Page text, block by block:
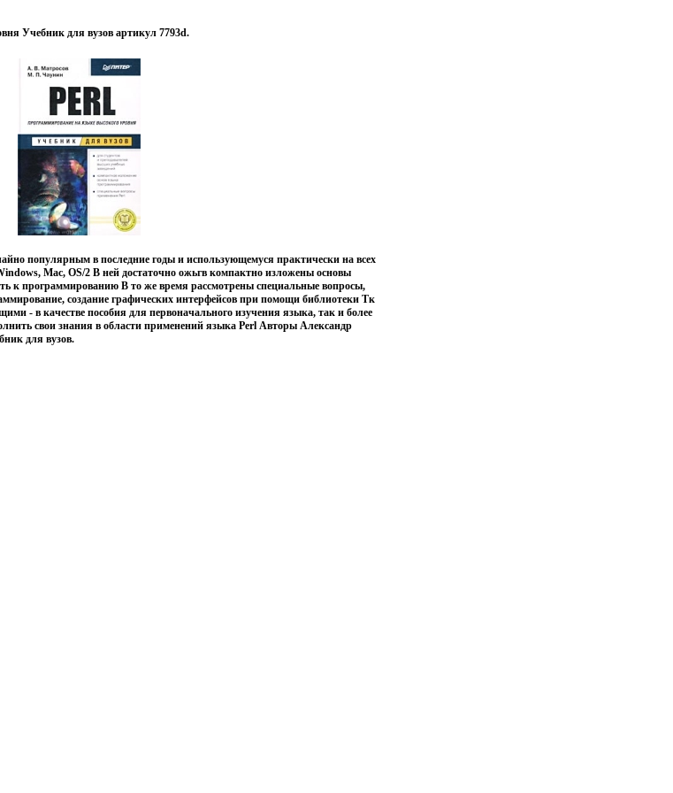
Учебник для вузов артикул 7793d.
популярным в последние годы и использующемуся практически на всех
Mac, OS/2 В ней достаточно ожьгв компактно изложены основы
к программированию В то же время рассмотрены специальные вопросы,
создание графических интерфейсов при помощи библиотеки Тк
- в качестве пособия для первоначального изучения языка, так и более
свои знания в области применений языка Perl Авторы Александр
для вузов.